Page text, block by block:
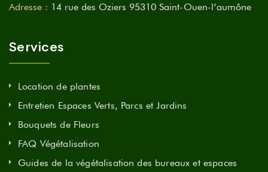
Adresse : 14 rue des Oziers 95310 Saint-Ouen-l’aumône
Services
Location de plantes
Entretien Espaces Verts, Parcs et Jardins
Bouquets de Fleurs
FAQ Végétalisation
Guides de la végétalisation des bureaux et espaces